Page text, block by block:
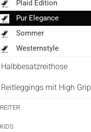
Plaid Edition
Pur Elegance
Sommer
Westernstyle
Halbbesatzreithose
Reitleggings mit High Grip
REITER
KIDS